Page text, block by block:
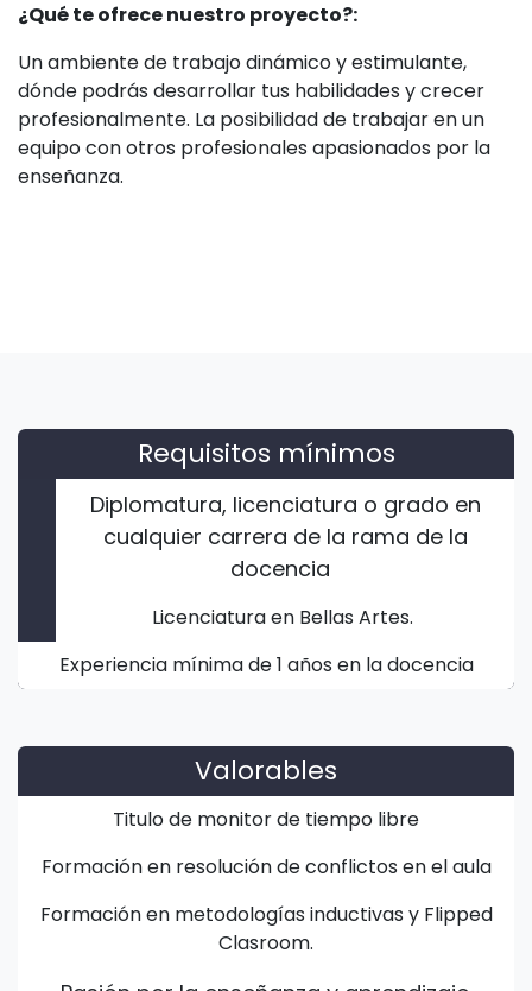
¿Qué te ofrece nuestro proyecto?:
Un ambiente de trabajo dinámico y estimulante,
dónde podrás desarrollar tus habilidades y crecer
profesionalmente. La posibilidad de trabajar en un
equipo con otros profesionales apasionados por la
enseñanza.
Requisitos mínimos
Diplomatura, licenciatura o grado en
cualquier carrera de la rama de la
docencia
Licenciatura en Bellas Artes.
Experiencia mínima de 1 años en la docencia
Valorables
Titulo de monitor de tiempo libre
Formación en resolución de conflictos en el aula
Formación en metodologías inductivas y Flipped
Clasroom.